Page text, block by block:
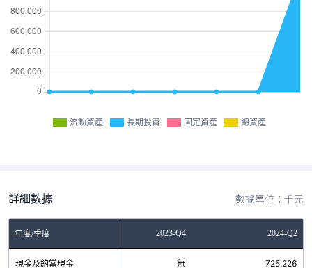
流動資產 長期投資 固定資產 總資產
詳細數據 數據單位：千元
年度/季度2023-Q2 2023-Q4 2024-Q2
現金及約當現金
無 無 725,226